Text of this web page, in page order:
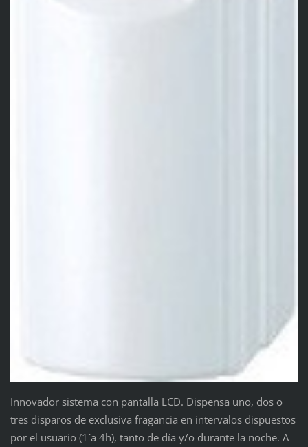
Innovador sistema con pantalla LCD. Dispensa uno, dos o
tres disparos de exclusiva fragancia en intervalos dispuestos
por el usuario (1´a 4h), tanto de día y/o durante la noche. A